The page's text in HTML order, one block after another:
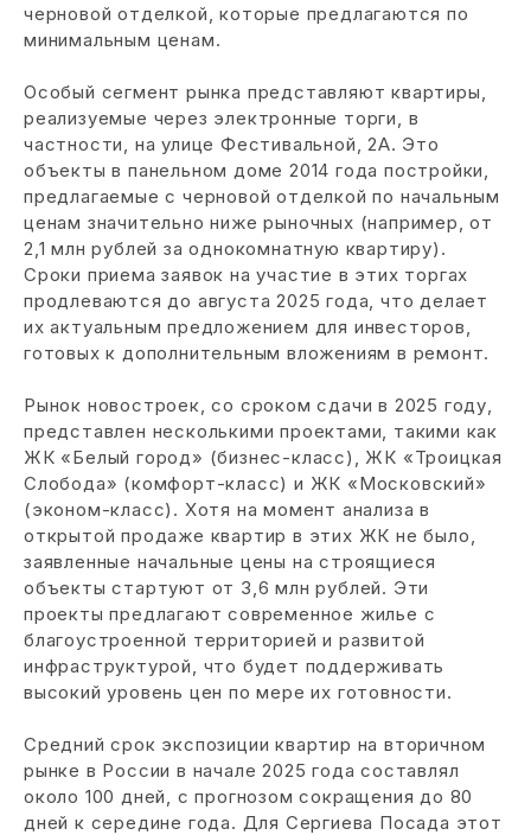
черновой отделкой, которые предлагаются по
минимальным ценам.
Особый сегмент рынка представляют квартиры,
реализуемые через электронные торги, в
частности, на улице Фестивальной, 2А. Это
объекты в панельном доме 2014 года постройки,
предлагаемые с черновой отделкой по начальным
ценам значительно ниже рыночных (например, от
2,1 млн рублей за однокомнатную квартиру).
Сроки приема заявок на участие в этих торгах
продлеваются до августа 2025 года, что делает
их актуальным предложением для инвесторов,
готовых к дополнительным вложениям в ремонт.
Рынок новостроек, со сроком сдачи в 2025 году,
представлен несколькими проектами, такими как
ЖК «Белый город» (бизнес-класс), ЖК «Троицкая
Слобода» (комфорт-класс) и ЖК «Московский»
(эконом-класс). Хотя на момент анализа в
открытой продаже квартир в этих ЖК не было,
заявленные начальные цены на строящиеся
объекты стартуют от 3,6 млн рублей. Эти
проекты предлагают современное жилье с
благоустроенной территорией и развитой
инфраструктурой, что будет поддерживать
высокий уровень цен по мере их готовности.
Средний срок экспозиции квартир на вторичном
рынке в России в начале 2025 года составлял
около 100 дней, с прогнозом сокращения до 80
дней к середине года. Для Сергиева Посада этот